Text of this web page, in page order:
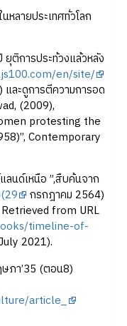
หลายประเทศทั่วโลก
ติการประท้วงแล้วหลัง
en/site/
ละดูการตีความการอด
(2009),
protesting the
Contemporary
ลนด์เหนือ ”,สืบค้นจาก
กรกฎาคม 2564)
from URL
timeline-of-
2021).
ภา’35 (ตอน8)
article_